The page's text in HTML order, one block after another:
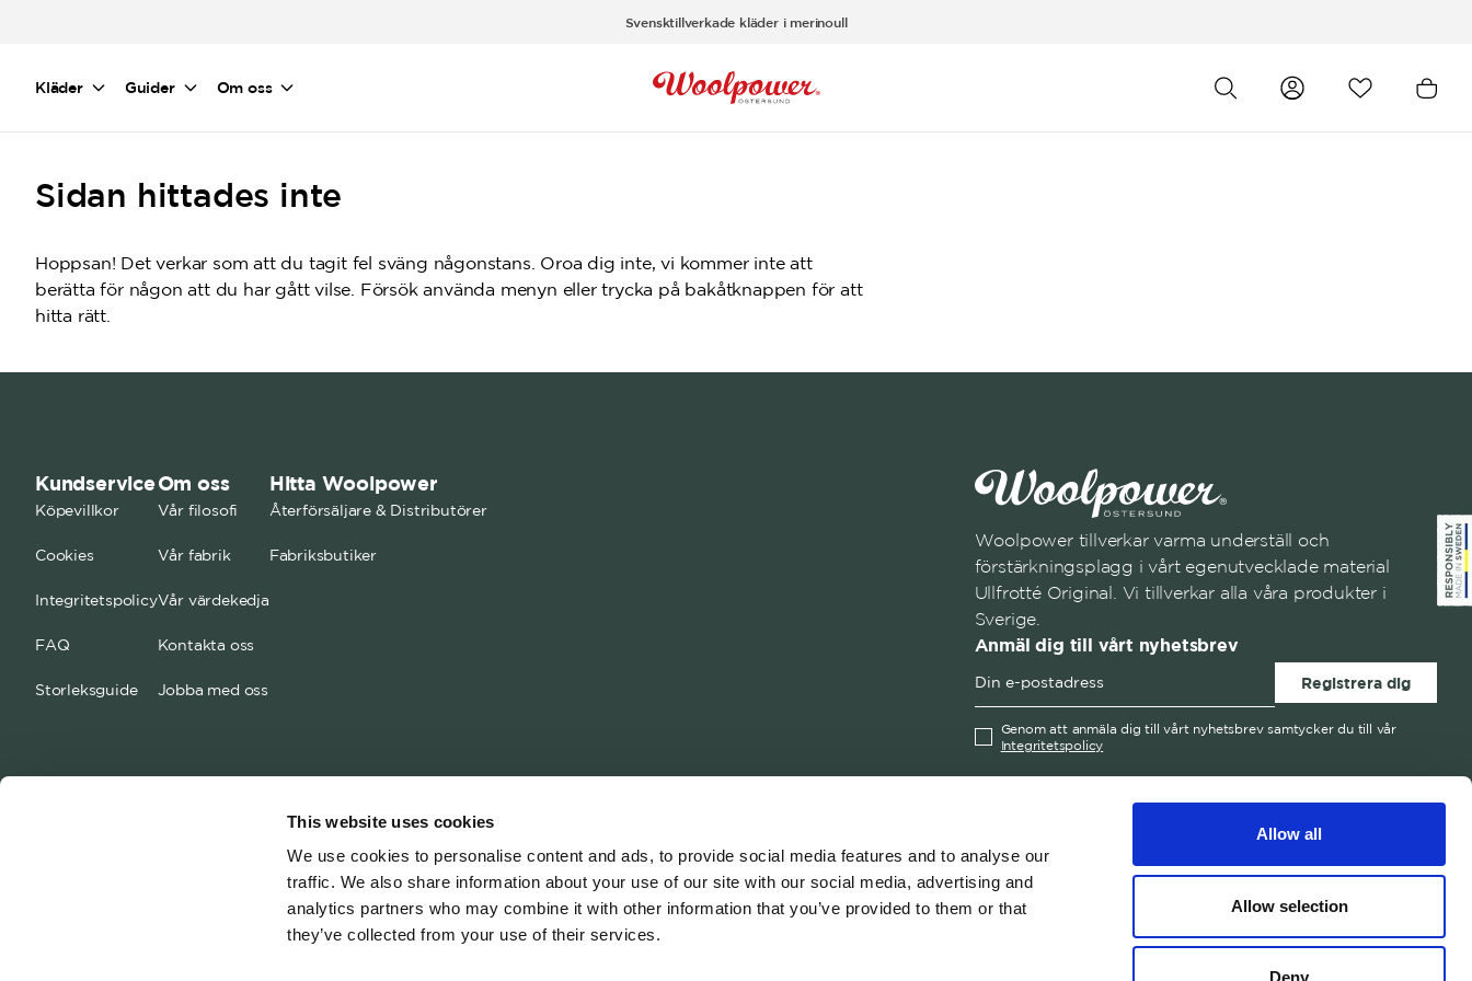
This website uses cookies
We use cookies to personalise content and ads, to provide social media features and to analyse our
traffic. We also share information about your use of our site with our social media, advertising and
analytics partners who may combine it with other information that you’ve provided to them or that
they’ve collected from your use of their services.
Allow all
Allow selection
Deny
Svensktillverkade kläder i merinoull
Kläder Guider Om oss
Sidan hittades inte
Hoppsan! Det verkar som att du tagit fel sväng någonstans. Oroa dig inte, vi kommer inte att
berätta för någon att du har gått vilse. Försök använda menyn eller trycka på bakåtknappen för att
hitta rätt.
Kundservice
Köpevillkor
Cookies
Integritetspolicy
FAQ
Storleksguide
Om oss
Vår filosofi
Vår fabrik
Vår värdekedja
Kontakta oss
Jobba med oss
Hitta Woolpower
Återförsäljare & Distributörer
Fabriksbutiker
Woolpower tillverkar varma underställ och
förstärkningsplagg i vårt egenutvecklade material
Ullfrotté Original. Vi tillverkar alla våra produkter i
Sverige.
Anmäl dig till vårt nyhetsbrev
Registrera dig
Genom att anmäla dig till vårt nyhetsbrev samtycker du till vår
Integritetspolicy
Croatia
Denmark
© 2026 Woolpower